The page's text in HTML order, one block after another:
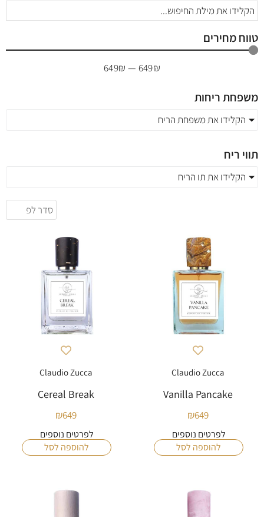
טווח מחירים
649₪
—
649₪
משפחת ריחות
הקלידו את משפחת הריח
תווי ריח
הקלידו את תו הריח
Claudio Zucca
Vanilla Pancake
₪649
לפרטים נוספים
להוספה לסל
Claudio Zucca
Cereal Break
₪649
לפרטים נוספים
להוספה לסל